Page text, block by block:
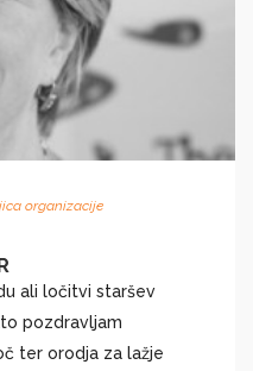
organizacije
ali ločitvi staršev
pozdravljam
ter orodja za lažje